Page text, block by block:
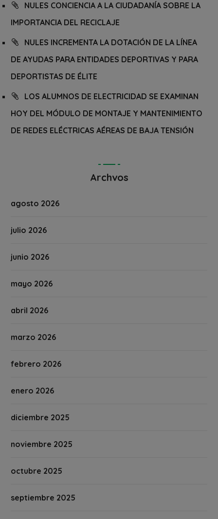
NULES CONCIENCIA A LA CIUDADANÍA SOBRE LA
IMPORTANCIA DEL RECICLAJE
NULES INCREMENTA LA DOTACIÓN DE LA LÍNEA
DE AYUDAS PARA ENTIDADES DEPORTIVAS Y PARA
DEPORTISTAS DE ÉLITE
LOS ALUMNOS DE ELECTRICIDAD SE EXAMINAN
HOY DEL MÓDULO DE MONTAJE Y MANTENIMIENTO
DE REDES ELÉCTRICAS AÉREAS DE BAJA TENSIÓN
Archvos
agosto 2026
julio 2026
junio 2026
mayo 2026
abril 2026
marzo 2026
febrero 2026
enero 2026
diciembre 2025
noviembre 2025
octubre 2025
septiembre 2025